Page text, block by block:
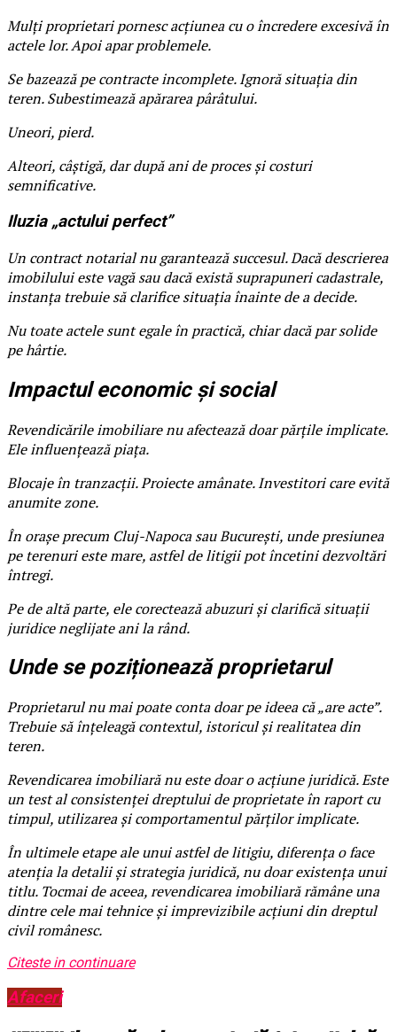
Mulți proprietari pornesc acțiunea cu o încredere excesivă în
actele lor. Apoi apar problemele.
Se bazează pe contracte incomplete. Ignoră situația din
teren. Subestimează apărarea pârâtului.
Uneori, pierd.
Alteori, câștigă, dar după ani de proces și costuri
semnificative.
Iluzia „actului perfect”
Un contract notarial nu garantează succesul. Dacă descrierea
imobilului este vagă sau dacă există suprapuneri cadastrale,
instanța trebuie să clarifice situația înainte de a decide.
Nu toate actele sunt egale în practică, chiar dacă par solide
pe hârtie.
Impactul economic și social
Revendicările imobiliare nu afectează doar părțile implicate.
Ele influențează piața.
Blocaje în tranzacții. Proiecte amânate. Investitori care evită
anumite zone.
În orașe precum Cluj-Napoca sau București, unde presiunea
pe terenuri este mare, astfel de litigii pot încetini dezvoltări
întregi.
Pe de altă parte, ele corectează abuzuri și clarifică situații
juridice neglijate ani la rând.
Unde se poziționează proprietarul
Proprietarul nu mai poate conta doar pe ideea că „are acte”.
Trebuie să înțeleagă contextul, istoricul și realitatea din
teren.
Revendicarea imobiliară nu este doar o acțiune juridică. Este
un test al consistenței dreptului de proprietate în raport cu
timpul, utilizarea și comportamentul părților implicate.
În ultimele etape ale unui astfel de litigiu, diferența o face
atenția la detalii și strategia juridică, nu doar existența unui
titlu. Tocmai de aceea, revendicarea imobiliară rămâne una
dintre cele mai tehnice și imprevizibile acțiuni din dreptul
civil românesc.
Citeste in continuare
Afaceri